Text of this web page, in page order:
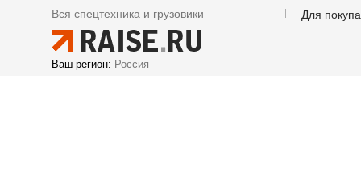
Вся спецтехника и грузовики Для
Ваш регион: Россия